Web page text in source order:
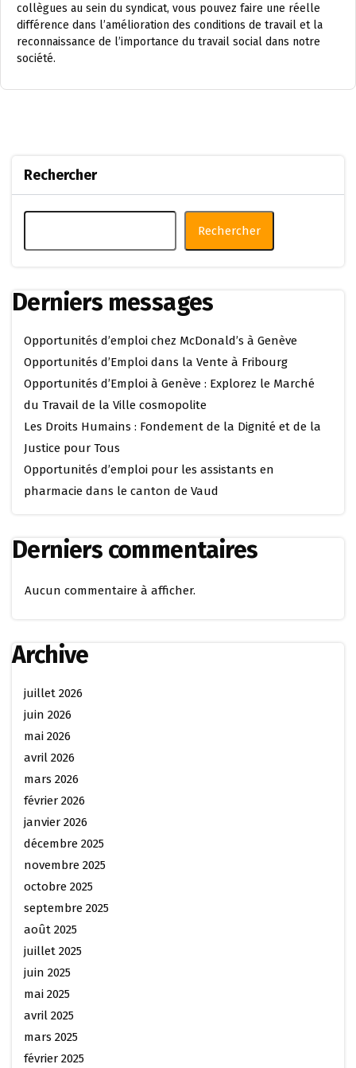
collègues au sein du syndicat, vous pouvez faire une réelle
différence dans l’amélioration des conditions de travail et la
reconnaissance de l’importance du travail social dans notre
société.
Rechercher
Rechercher
Derniers messages
Opportunités d’emploi chez McDonald’s à Genève
Opportunités d’Emploi dans la Vente à Fribourg
Opportunités d’Emploi à Genève : Explorez le Marché
du Travail de la Ville cosmopolite
Les Droits Humains : Fondement de la Dignité et de la
Justice pour Tous
Opportunités d’emploi pour les assistants en
pharmacie dans le canton de Vaud
Derniers commentaires
Aucun commentaire à afficher.
Archive
juillet 2026
juin 2026
mai 2026
avril 2026
mars 2026
février 2026
janvier 2026
décembre 2025
novembre 2025
octobre 2025
septembre 2025
août 2025
juillet 2025
juin 2025
mai 2025
avril 2025
mars 2025
février 2025